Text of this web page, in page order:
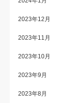
2023年12月
2023年11月
2023年10月
2023年9月
2023年8月